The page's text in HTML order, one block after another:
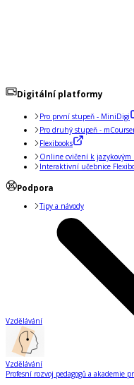
Digitální platformy
Pro první stupeň - MiniDigi
Pro druhý stupeň -
Flexibooks
Online cvičení k jazykovým
Interaktivní učebnice
Podpora
Tipy a návody
Vzdělávání
Vzdělávání
Profesní rozvoj pedagogů a akademie